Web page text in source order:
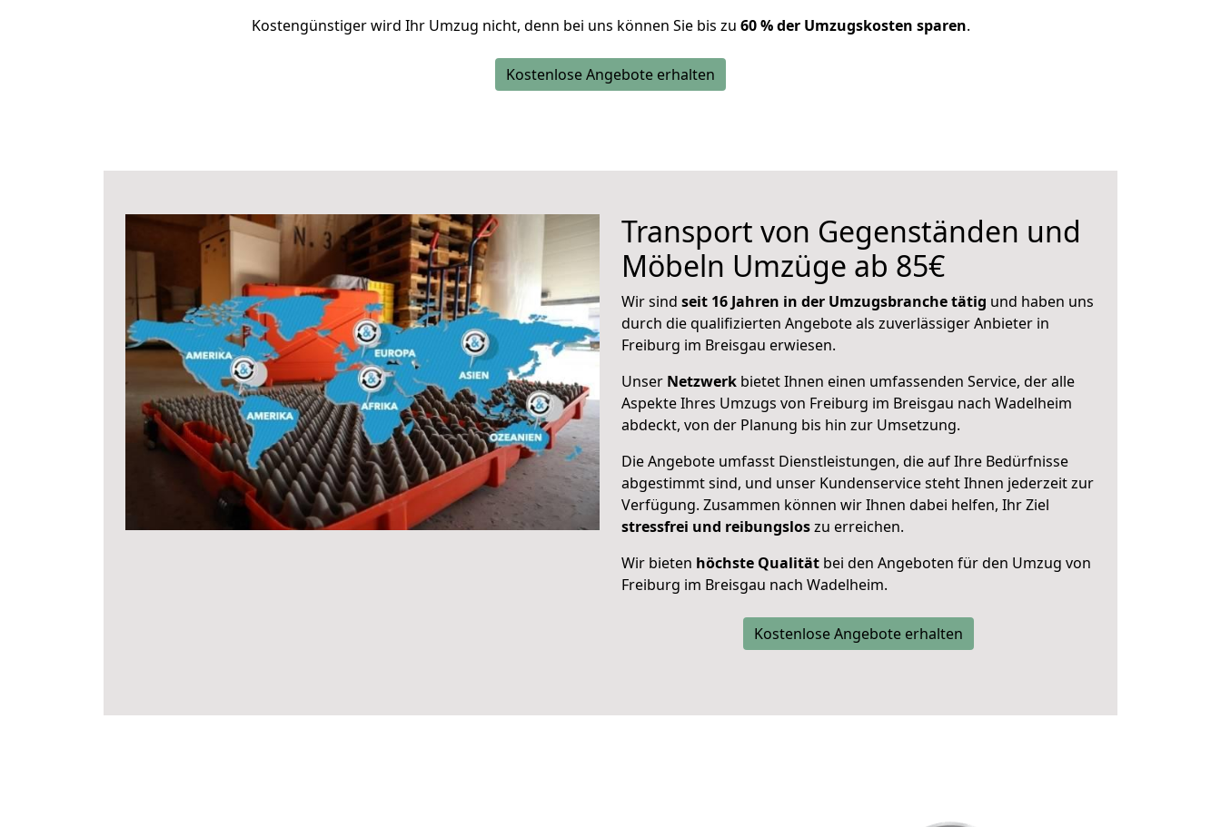
Kostengünstiger wird Ihr Umzug nicht, denn bei uns können Sie bis zu 60 % der Umzugskosten sparen.
Kostenlose Angebote erhalten
Transport von Gegenständen und
Möbeln Umzüge ab 85€
Wir sind seit 16 Jahren in der Umzugsbranche tätig und haben uns
durch die qualifizierten Angebote als zuverlässiger Anbieter in
Freiburg im Breisgau erwiesen.
Unser Netzwerk bietet Ihnen einen umfassenden Service, der alle
Aspekte Ihres Umzugs von Freiburg im Breisgau nach Wadelheim
abdeckt, von der Planung bis hin zur Umsetzung.
Die Angebote umfasst Dienstleistungen, die auf Ihre Bedürfnisse
abgestimmt sind, und unser Kundenservice steht Ihnen jederzeit zur
Verfügung. Zusammen können wir Ihnen dabei helfen, Ihr Ziel
stressfrei und reibungsloszu erreichen.
Wir bieten höchste Qualität bei den Angeboten für den Umzug von
Freiburg im Breisgau nach Wadelheim.
Kostenlose Angebote erhalten